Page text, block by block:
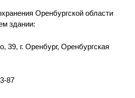
Оренбургской области
здании:
39, г. Оренбург, Оренбургская
87